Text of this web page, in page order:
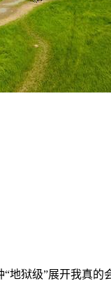
“地狱级”展开我真的